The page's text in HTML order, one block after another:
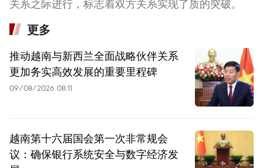
关系之际进行，标志着双方关系实现了质的突破。
更多
推动越南与新西兰全面战略伙伴关系
更加务实高效发展的重要里程碑
09/08/2026 08:11
越南第十六届国会第一次非常规会
议：确保银行系统安全与数字经济发